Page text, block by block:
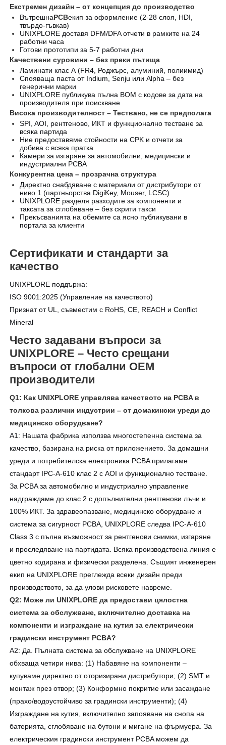
Екстремен дизайн – от концепция до производство
ВътрешнаPCBекип за оформление (2-28 слоя, HDI,
твърдо-гъвкав)
UNIXPLORE доставя DFM/DFA отчети в рамките на 24
работни часа
Готови прототипи за 5-7 работни дни
Качествени суровини – без преки пътища
Ламинати клас А (FR4, Роджърс, алуминий, полиимид)
Спояваща паста от Indium, Senju или Alpha – без
генерични марки
UNIXPLORE публикува пълна BOM с кодове за дата на
производителя при поискване
Висока производителност – Тествано, не се предполага
SPI, AOI, рентгеново, ИКТ и функционално тестване за
всяка партида
Ние предоставяме стойности на CPK и отчети за
добива с всяка пратка
Камери за изгаряне за автомобилни, медицински и
индустриални PCBA
Конкурентна цена – прозрачна структура
Директно снабдяване с материали от дистрибутори от
ниво 1 (партньорства DigiKey, Mouser, LCSC)
UNIXPLORE разделя разходите за компоненти и
таксата за сглобяване – без скрити такси
Прекъсванията на обемите са ясно публикувани в
портала за клиенти
Сертификати и стандарти за
качество
UNIXPLORE поддържа:
ISO 9001:2025 (Управление на качеството)
Признат от UL, съвместим с RoHS, CE, REACH и Conflict
Mineral
Често задавани въпроси за
UNIXPLORE – Често срещани
въпроси от глобални OEM
производители
Q1: Как UNIXPLORE управлява качеството на PCBA в
толкова различни индустрии – от домакински уреди до
медицинско оборудване?
A1: Нашата фабрика използва многостепенна система за
качество, базирана на риска от приложението. За домашни
уреди и потребителска електроника PCBA прилагаме
стандарт IPC-A-610 клас 2 с AOI и функционално тестване.
За PCBA за автомобилно и индустриално управление
надграждаме до клас 2 с допълнителни рентгенови лъчи и
100% ИКТ. За здравеопазване, медицинско оборудване и
система за сигурност PCBA, UNIXPLORE следва IPC-A-610
Class 3 с пълна възможност за рентгенови снимки, изгаряне
и проследяване на партидата. Всяка производствена линия е
цветно кодирана и физически разделена. Същият инженерен
екип на UNIXPLORE преглежда всеки дизайн преди
производството, за да улови рисковете навреме.
Q2: Може ли UNIXPLORE да предостави цялостна
система за обслужване, включително доставка на
компоненти и изграждане на кутия за електрически
градински инструмент PCBA?
A2: Да. Пълната система за обслужване на UNIXPLORE
обхваща четири нива: (1) Набавяне на компоненти –
купуваме директно от оторизирани дистрибутори; (2) SMT и
монтаж през отвор; (3) Конформно покритие или засаждане
(прахо/водоустойчиво за градински инструменти); (4)
Изграждане на кутия, включително запояване на снопа на
батерията, сглобяване на бутони и мигане на фърмуера. За
електрическия градински инструмент PCBA можем да